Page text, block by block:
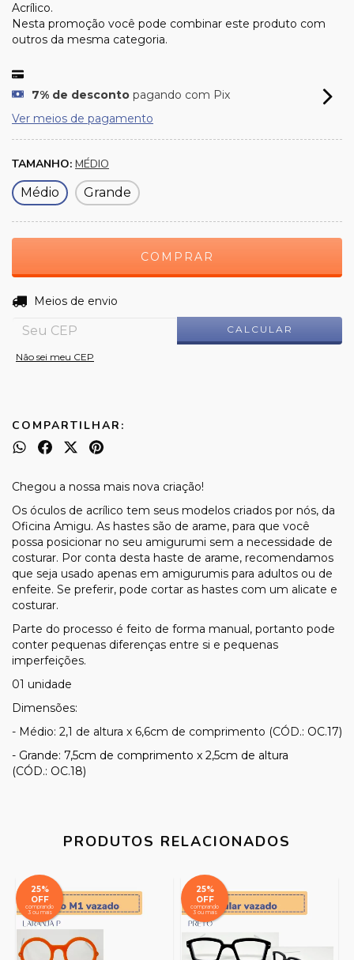
Acrílico.
Nesta promoção você pode combinar este produto com
outros da mesma categoria.
7% de desconto pagando com Pix
Ver meios de pagamento
TAMANHO: MÉDIO
Médio
Grande
Entregas para o CEP:
Meios de envio
CALCULAR
Não sei meu CEP
COMPARTILHAR:
Chegou a nossa mais nova criação!
Os óculos de acrílico tem seus modelos criados por nós, da
Oficina Amigu. As hastes são de arame, para que você
possa posicionar no seu amigurumi sem a necessidade de
costurar. Por conta desta haste de arame, recomendamos
que seja usado apenas em amigurumis para adultos ou de
enfeite. Se preferir, pode cortar as hastes com um alicate e
costurar.
Parte do processo é feito de forma manual, portanto pode
conter pequenas diferenças entre si e pequenas
imperfeições.
01 unidade
Dimensões:
- Médio: 2,1 de altura x 6,6cm de comprimento (CÓD.: OC.17)
- Grande: 7,5cm de comprimento x 2,5cm de altura
(CÓD.: OC.18)
PRODUTOS RELACIONADOS
25%
OFF
comprando
3 ou mais
25%
OFF
comprando
3 ou mais